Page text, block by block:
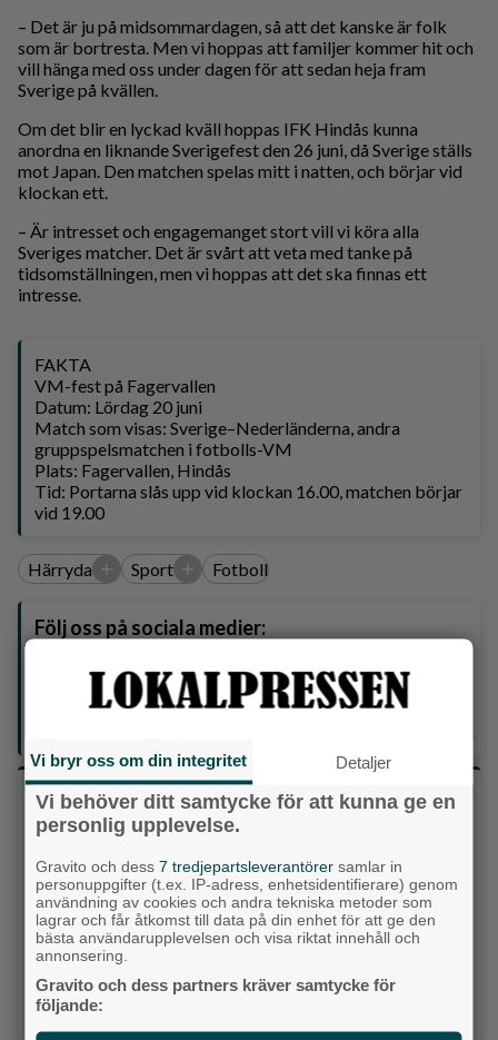
– Det är ju på midsommardagen, så att det kanske är folk
som är bortresta. Men vi hoppas att familjer kommer hit och
vill hänga med oss under dagen för att sedan heja fram
Sverige på kvällen.
Om det blir en lyckad kväll hoppas IFK Hindås kunna
anordna en liknande Sverigefest den 26 juni, då Sverige ställs
mot Japan. Den matchen spelas mitt i natten, och börjar vid
klockan ett.
– Är intresset och engagemanget stort vill vi köra alla
Sveriges matcher. Det är svårt att veta med tanke på
tidsomställningen, men vi hoppas att det ska finnas ett
intresse.
FAKTA
VM-fest på Fagervallen
Datum: Lördag 20 juni
Match som visas: Sverige–Nederländerna, andra
gruppspelsmatchen i fotbolls-VM
Plats: Fagervallen, Hindås
Tid: Portarna slås upp vid klockan 16.00, matchen börjar
vid 19.00
Härryda + Sport + Fotboll
Följ oss på sociala medier:
Din enda lokaltidning som kommer på papper och är helt
GRATIS!
Vilket parti skulle du rösta på om det var val
idag?
Socialdemokraterna
Moderaterna
Vänsterpartiet
Vi bryr oss om din integritet Detaljer
Vi behöver ditt samtycke för att kunna ge en
personlig upplevelse.
Gravito och dess7 tredjepartsleverantörer samlar in
personuppgifter (t.ex. IP-adress, enhetsidentifierare) genom
användning av cookies och andra tekniska metoder som
lagrar och får åtkomst till data på din enhet för att ge den
bästa användarupplevelsen och visa riktat innehåll och
annonsering.
Gravito och dess partners kräver samtycke för
följande: